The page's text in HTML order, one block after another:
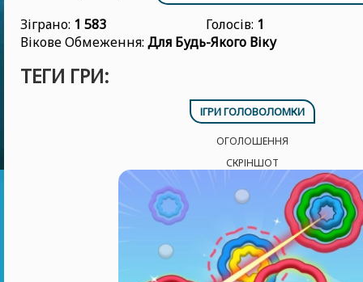
Зіграно: 1 583 Голосів: 1
Вікове Обмеження: Для Будь-Якого Віку
ТЕГИ ГРИ:
ІГРИ ГОЛОВОЛОМКИ
ОГОЛОШЕННЯ
СКРІНШОТ